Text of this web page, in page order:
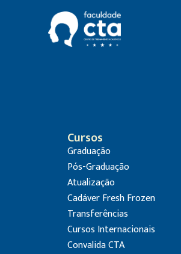
Cursos
Graduação
Pós-Graduação
Atualização
Cadáver Fresh Frozen
Transferências
Cursos Internacionais
Convalida CTA